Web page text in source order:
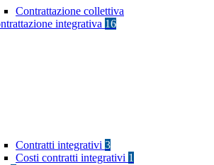
Contrattazione collettiva
integrativa 16
Contratti integrativi 3
Costi contratti integrativi 1